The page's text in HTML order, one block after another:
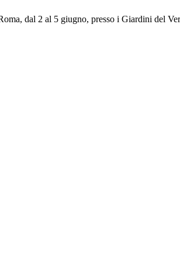
dal 2 al 5 giugno, presso i Giardini del